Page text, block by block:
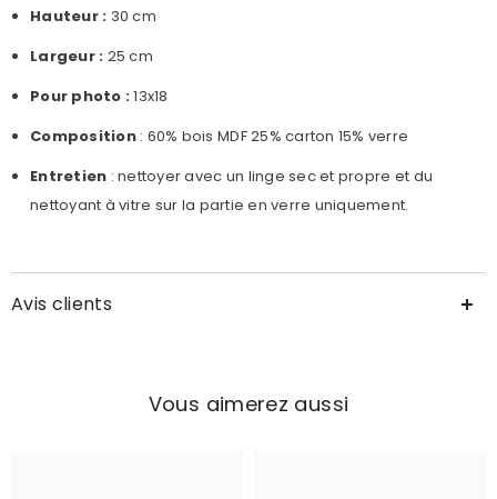
Hauteur : 30 cm
Largeur : 25cm
Pour photo :13x18
Composition : 60% bois MDF 25% carton 15% verre
Entretien : nettoyer avec un linge sec et propre et du
nettoyant à vitre sur la partie en verre uniquement.
Avis clients
Vous aimerez aussi